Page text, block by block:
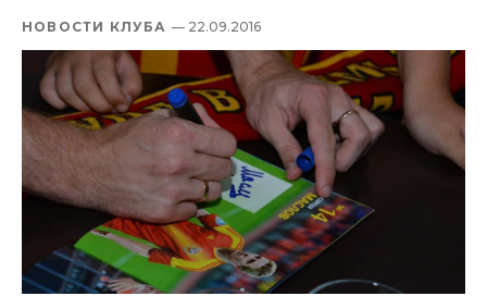
НОВОСТИ КЛУБА — 22.09.2016